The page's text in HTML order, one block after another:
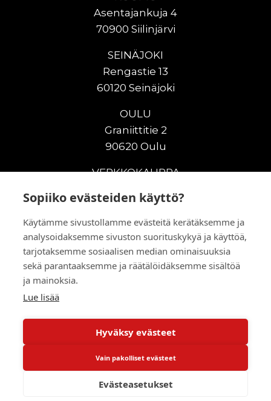
Sopiiko evästeiden käyttö?
Käytämme sivustollamme evästeitä kerätäksemme ja
analysoidaksemme sivuston suorituskykyä ja käyttöä,
tarjotaksemme sosiaalisen median ominaisuuksia
sekä parantaaksemme ja räätälöidäksemme sisältöä
ja mainoksia.
Lue lisää
Hyväksy evästeet
Vain pakolliset evästeet
Evästeasetukset
Asentajankuja 4
70900 Siilinjärvi
SEINÄJOKI
Rengastie 13
60120 Seinäjoki
OULU
Graniittitie 2
90620 Oulu
VERKKOKAUPPA
Uudet maanrakennuskoneet
Vuokrakoneet
Kampanjat
Vaihtokoneet
© 2026 RealMachinery Oy
Powered by